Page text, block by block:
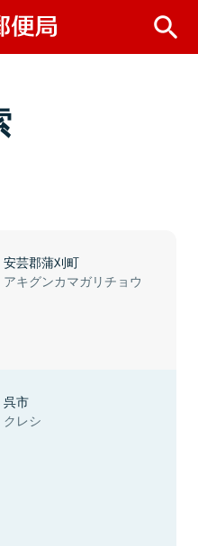
安芸郡蒲刈町
アキグンカマガリチョウ
呉市
クレシ